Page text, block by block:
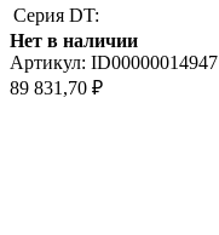
Серия DT:
Нет в наличии
Артикул: ID00000014947
89 831,70 ₽